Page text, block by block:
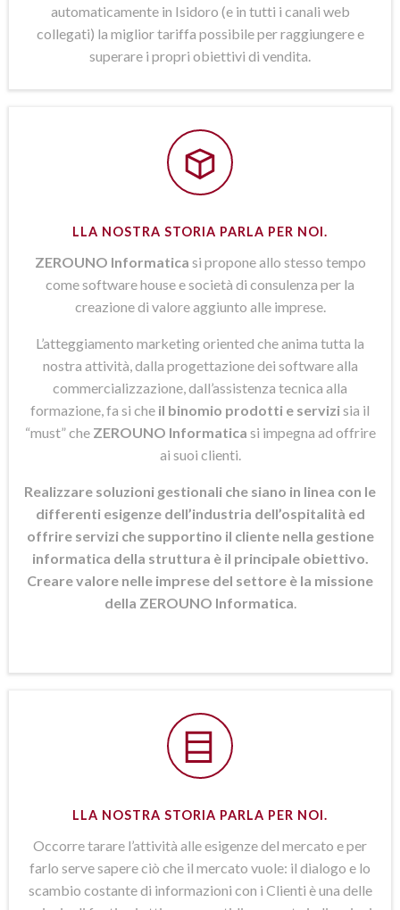
automaticamente in Isidoro (e in tutti i canali web
collegati) la miglior tariffa possibile per raggiungere e
superare i propri obiettivi di vendita.
LLA NOSTRA STORIA PARLA PER NOI.
ZEROUNO Informatica si propone allo stesso tempo
come software house e società di consulenza per la
creazione di valore aggiunto alle imprese.
L’atteggiamento marketing oriented che anima tutta la
nostra attività, dalla progettazione dei software alla
commercializzazione, dall’assistenza tecnica alla
formazione, fa si che il binomio prodotti e servizisia il
“must” che ZEROUNO Informatica si impegna ad offrire
ai suoi clienti.
Realizzare soluzioni gestionali che siano in linea con le
differenti esigenze dell’industria dell’ospitalità ed
offrire servizi che supportino il cliente nella gestione
informatica della struttura è il principale obiettivo.
Creare valore nelle imprese del settore è la missione
della ZEROUNO Informatica
LLA NOSTRA STORIA PARLA PER NOI.
Occorre tarare l’attività alle esigenze del mercato e per
farlo serve sapere ciò che il mercato vuole: il dialogo e lo
scambio costante di informazioni con i Clienti è una delle